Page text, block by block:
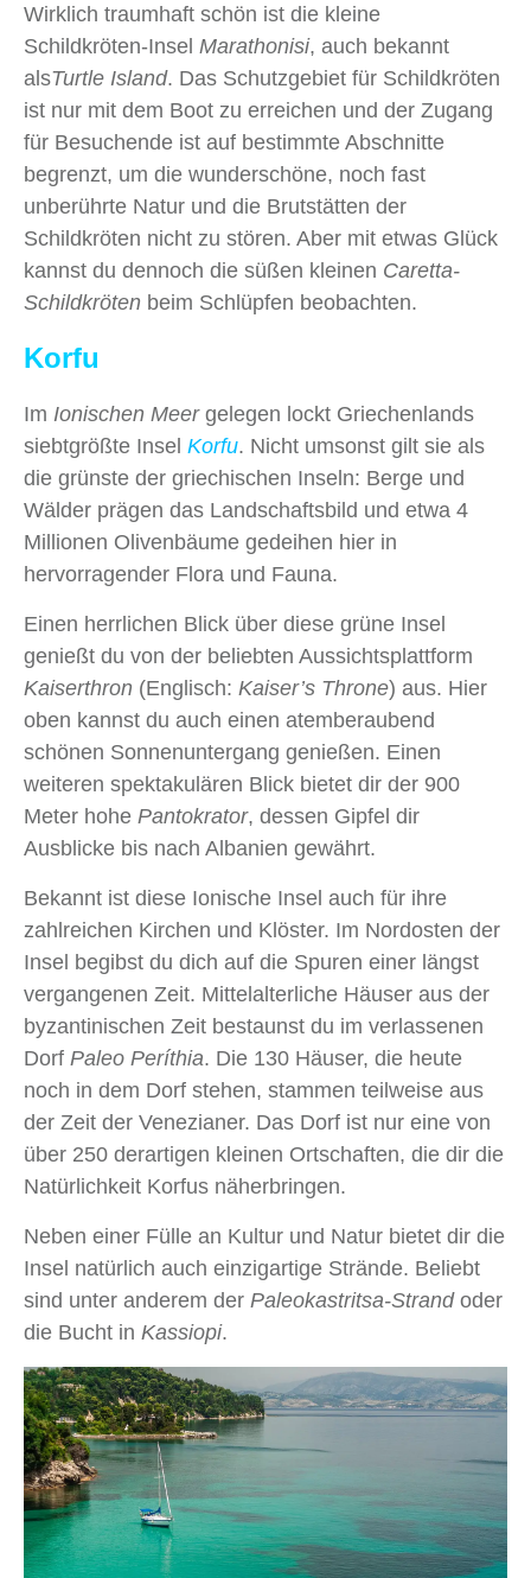
Wirklich traumhaft schön ist die kleine
Schildkröten-Insel Marathonisi, auch bekannt
alsTurtle Island. Das Schutzgebiet für Schildkröten
ist nur mit dem Boot zu erreichen und der Zugang
für Besuchende ist auf bestimmte Abschnitte
begrenzt, um die wunderschöne, noch fast
unberührte Natur und die Brutstätten der
Schildkröten nicht zu stören. Aber mit etwas Glück
kannst du dennoch die süßen kleinen Caretta-
Schildkröten beim Schlüpfen beobachten.
Korfu
Im Ionischen Meergelegen lockt Griechenlands
siebtgrößte Insel Korfu. Nicht umsonst gilt sie als
die grünste der griechischen Inseln: Berge und
Wälder prägen das Landschaftsbild und etwa 4
Millionen Olivenbäume gedeihen hier in
hervorragender Flora und Fauna.
Einen herrlichen Blick über diese grüne Insel
genießt du von der beliebten Aussichtsplattform
Kaiserthron (Englisch: Kaiser’s Throne) aus. Hier
oben kannst du auch einen atemberaubend
schönen Sonnenuntergang genießen. Einen
weiteren spektakulären Blick bietet dir der 900
Meter hohe Pantokrator, dessen Gipfel dir
Ausblicke bis nach Albanien gewährt.
Bekannt ist diese Ionische Insel auch für ihre
zahlreichen Kirchen und Klöster. Im Nordosten der
Insel begibst du dich auf die Spuren einer längst
vergangenen Zeit. Mittelalterliche Häuser aus der
byzantinischen Zeit bestaunst du im verlassenen
Dorf Paleo Períthia. Die 130 Häuser, die heute
noch in dem Dorf stehen, stammen teilweise aus
der Zeit der Venezianer. Das Dorf ist nur eine von
über 250 derartigen kleinen Ortschaften, die dir die
Natürlichkeit Korfus näherbringen.
Neben einer Fülle an Kultur und Natur bietet dir die
Insel natürlich auch einzigartige Strände. Beliebt
sind unter anderem der Paleokastritsa-Strandoder
die Bucht in Kassiopi.